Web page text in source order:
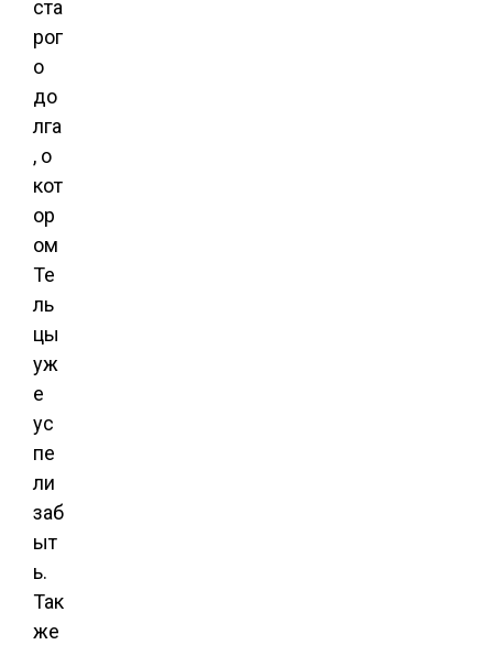
ста
рог
о
до
лга
, о
кот
ор
ом
Те
ль
цы
уж
е
ус
пе
ли
заб
ыт
ь.
Так
же